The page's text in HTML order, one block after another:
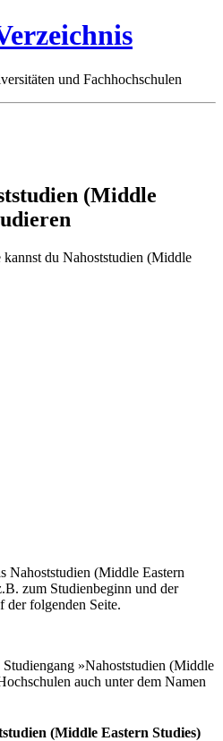
und Fachhochschulen
(Middle
du Nahoststudien (Middle
Nahoststudien (Middle Eastern
zum Studienbeginn und der
der folgenden Seite.
»Nahoststudien (Middle
auch unter dem Namen
(Middle Eastern Studies)